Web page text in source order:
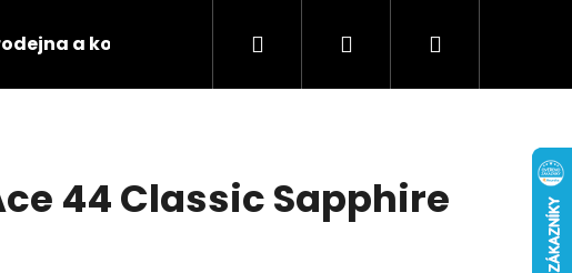
a kontakty Podporujeme Tabulky velikostí
Hledat PřihlášeníNákupní
44 Classic Sapphire